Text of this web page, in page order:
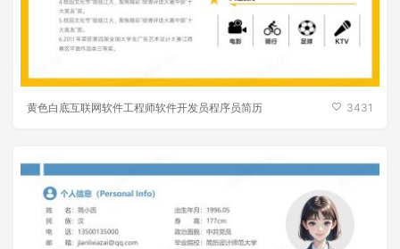
黄色白底互联网软件工程师软件开发员程序员简历 3431